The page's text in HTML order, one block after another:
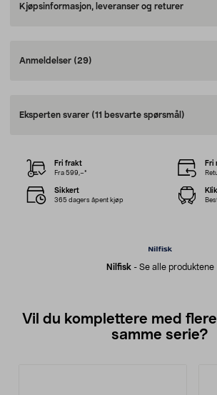
Kjøpsinformasjon, leveranser og returer
Anmeldelser (29)
Eksperten svarer (11 besvarte spørsmål)
Nilfisk- Se alle produktene
Fri frakt
Fra 599,–*
Fri
Sikkert
365 dagers åpent kjøp
Vil du komplettere med
samme serie?